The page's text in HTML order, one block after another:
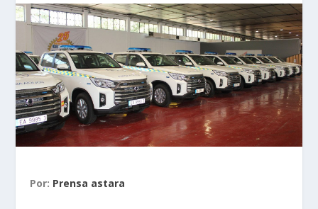
Por: Prensa astara